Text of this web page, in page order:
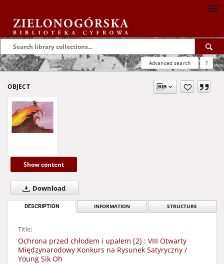
Advanced search ?
OBJECT
Show content
Download
DESCRIPTION INFORMATION STRUCTURE
Title:
Ochrona przed chłodem i upałem [2] : VIII Otwarty
Międzynarodowy Konkurs na Rysunek Satyryczny /
Young Sik Oh